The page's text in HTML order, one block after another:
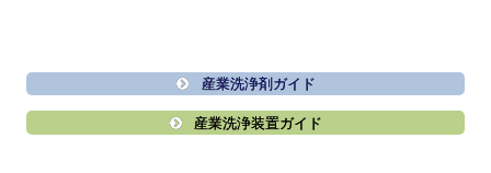
産業洗浄剤ガイド
産業洗浄装置ガイド